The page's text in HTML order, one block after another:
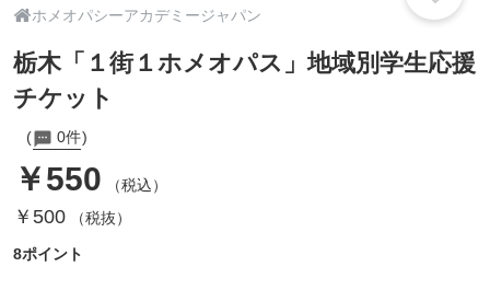
ホメオパシーアカデミージャパン
栃木「１街１ホメオパス」地域別学生応援
チケット
0件
￥550 （税込）
￥500（税抜）
8ポイント